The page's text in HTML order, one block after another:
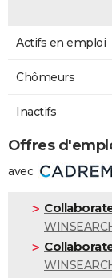
Actifs en emploi
Chômeurs
Inactifs
Offres
avec